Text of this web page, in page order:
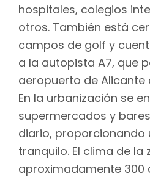
hospitales, colegios
otros. También está
campos de golf y
a la autopista A7, que
aeropuerto de Alicante
En la urbanización se
supermercados y
diario, proporcionando
tranquilo. El clima de la
aproximadamente 300